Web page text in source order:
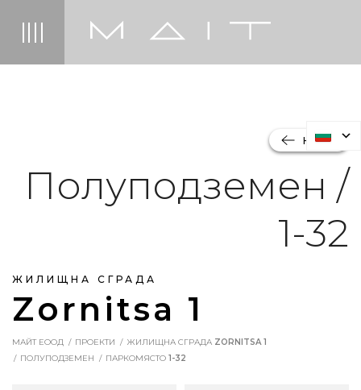
ЖИЛИЩНА СГРАДА
Zornitsa 1
НАЗАД
Полуподземен /
1-32
МАЙТ ЕООД ПРОЕКТИ ЖИЛИЩНА СГРАДА ZORNITSA 1
ПОЛУПОДЗЕМЕН
ПАРКОМЯСТО 1-32